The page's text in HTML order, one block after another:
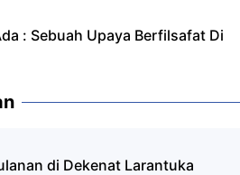
: Sebuah Upaya Berfilsafat Di
di Dekenat Larantuka